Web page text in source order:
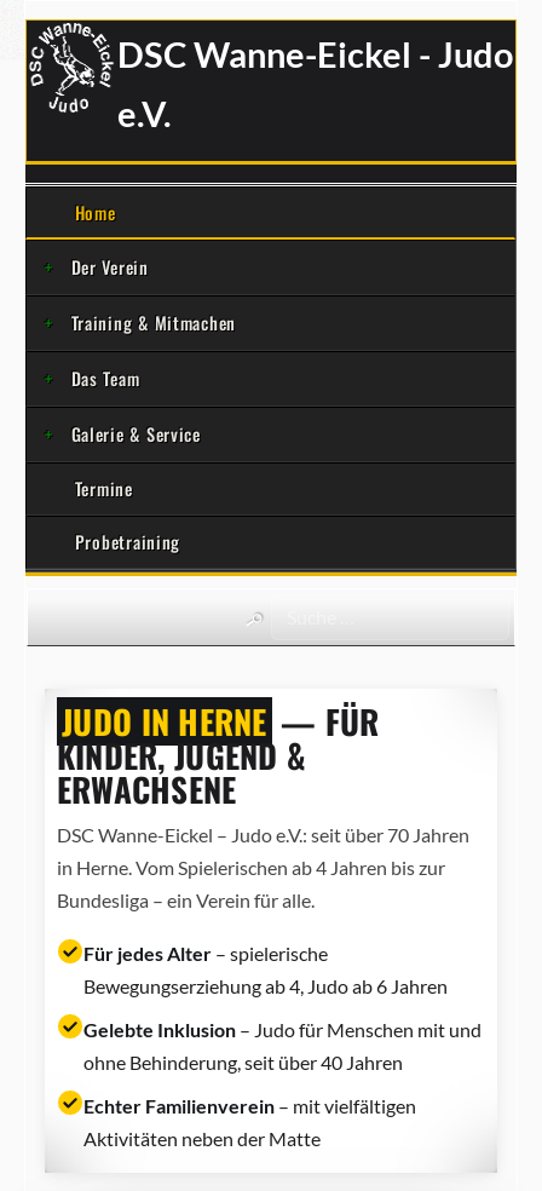
DSC Wanne-Eickel - Judo
e.V.
Home
Der Verein
Training & Mitmachen
Das Team
Galerie & Service
Termine
Probetraining
JUDO IN HERNE — FÜR
KINDER, JUGEND &
ERWACHSENE
DSC Wanne-Eickel – Judo e.V.: seit über 70 Jahren
in Herne. Vom Spielerischen ab 4 Jahren bis zur
Bundesliga – ein Verein für alle.
Für jedes Alter– spielerische
Bewegungserziehung ab 4, Judo ab 6 Jahren
Gelebte Inklusion– Judo für Menschen mit und
ohne Behinderung, seit über 40 Jahren
Echter Familienverein– mit vielfältigen
Aktivitäten neben der Matte